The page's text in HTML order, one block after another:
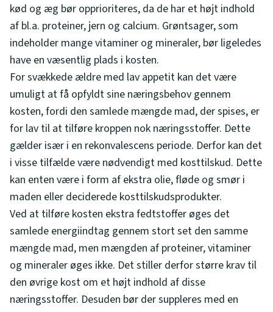
kød og æg bør opprioriteres, da de har et højt indhold
af bl.a. proteiner, jern og calcium. Grøntsager, som
indeholder mange vitaminer og mineraler, bør ligeledes
have en væsentlig plads i kosten.
For svækkede ældre med lav appetit kan det være
umuligt at få opfyldt sine næringsbehov gennem
kosten, fordi den samlede mængde mad, der spises, er
for lav til at tilføre kroppen nok næringsstoffer. Dette
gælder især i en rekonvalescens periode. Derfor kan det
i visse tilfælde være nødvendigt med kosttilskud. Dette
kan enten være i form af ekstra olie, fløde og smør i
maden eller deciderede kosttilskudsprodukter.
Ved at tilføre kosten ekstra fedtstoffer øges det
samlede energiindtag gennem stort set den samme
mængde mad, men mængden af proteiner, vitaminer
og mineraler øges ikke. Det stiller derfor større krav til
den øvrige kost om et højt indhold af disse
næringsstoffer. Desuden bør der suppleres med en